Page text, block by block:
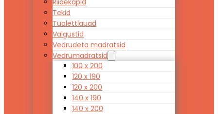
Riidekapid
Tekid
Tualettlauad
Valgustid
Vedrudeta madratsid
Vedrumadratsid
100 x 200
120 x 190
120 x 200
140 x 190
140 x 200